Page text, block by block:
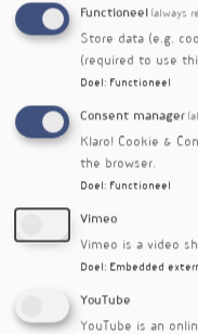
professioneel
voor (potentiële)
adviesfunctie,
efficiëntie helpt
te maken met
rompslomp.
Functioneel (always
Store data (e.g.
(required to use
Doel : Functioneel
Consent manager
Klaro! Cookie &
the browser.
Doel : Functioneel
Vimeo
Vimeo is a video
Doel : Embedded
YouTube
YouTube is an